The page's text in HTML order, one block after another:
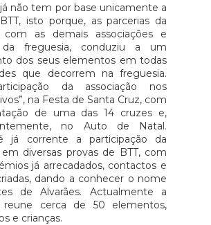
não tem por base unicamente a
isto porque, as parcerias da
com as demais associações e
da freguesia, conduziu a um
dos seus elementos em todas
que decorrem na freguesia.
da associação nos
na Festa de Santa Cruz, com
de uma das 14 cruzes e,
no Auto de Natal.
já corrente a participação da
em diversas provas de BTT, com
já arrecadados, contactos e
dando a conhecer o nome
de Alvarães. Actualmente a
reune cerca de 50 elementos,
e crianças.